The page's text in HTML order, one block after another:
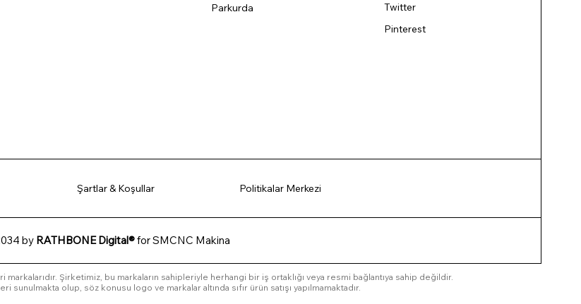
Parkurda
Twitter
Pinterest
Şartlar & Koşullar Politikalar Merkezi
by RATHBONE Digital®for SMCNC Makina
Şirketimiz, bu markaların sahipleriyle herhangi bir iş ortaklığı veya resmi bağlantıya sahip değildir.
sunulmakta olup, söz konusu logo ve markalar altında sıfır ürün satışı yapılmamaktadır.